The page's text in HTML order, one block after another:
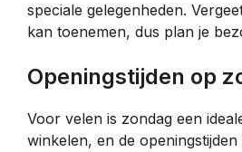
speciale gelegenheden.
kan toenemen, dus plan je
Openingstijden op
Voor velen is zondag een
winkelen, en de